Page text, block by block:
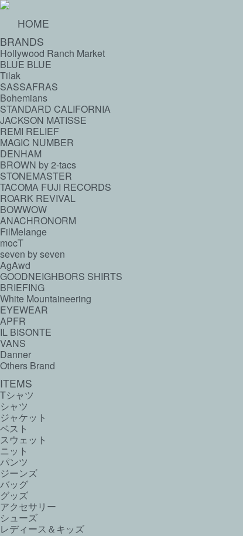
HOME
BRANDS
Hollywood Ranch Market
BLUE BLUE
Tilak
SASSAFRAS
Bohemians
STANDARD CALIFORNIA
JACKSON MATISSE
REMI RELIEF
MAGIC NUMBER
DENHAM
BROWN by 2-tacs
STONEMASTER
TACOMA FUJI RECORDS
ROARK REVIVAL
BOWWOW
ANACHRONORM
FilMelange
mocT
seven by seven
AgAwd
GOODNEIGHBORS SHIRTS
BRIEFING
White Mountaineering
EYEWEAR
APFR
IL BISONTE
VANS
Danner
Others Brand
ITEMS
Tシャツ
シャツ
ジャケット
ベスト
スウェット
ニット
パンツ
ジーンズ
バッグ
グッズ
アクセサリー
シューズ
レディース＆キッズ